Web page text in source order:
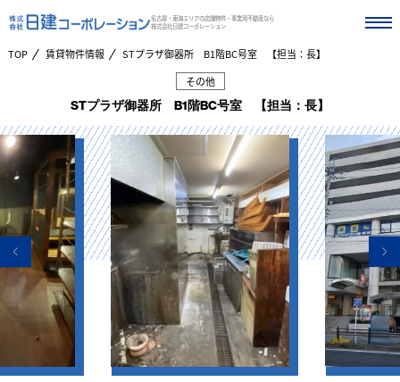
名古屋・東海エリアの店舗物件・事業用不動産なら
株式会社日建コーポレーション
TOP 賃貸物件情報
STプラザ御器所 B1階BC号室 【担当：長】
その他
STプラザ御器所 B1階BC号室 【担当：長】